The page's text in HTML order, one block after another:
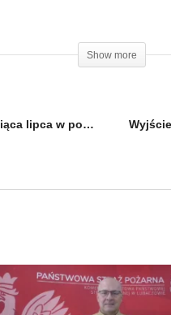
Show more
Policyjne podsumowanie miesiąca lipca w powiecie